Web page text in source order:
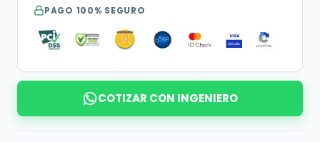
PAGO 100% SEGURO
COTIZAR CON INGENIERO